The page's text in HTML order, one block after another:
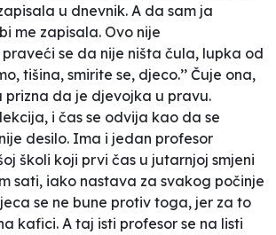
u dnevnik. A da sam ja
me zapisala. Ovo nije
praveći se da nije ništa čula, lupka od
tišina, smirite se, djeco.’’ Čuje ona,
prizna da je djevojka u pravu.
i čas se odvija kao da se
desilo. Ima i jedan profesor
školi koji prvi čas u jutarnjoj smjeni
sati, iako nastava za svakog počinje
se ne bune protiv toga, jer za to
kafici. A taj isti profesor se na listi